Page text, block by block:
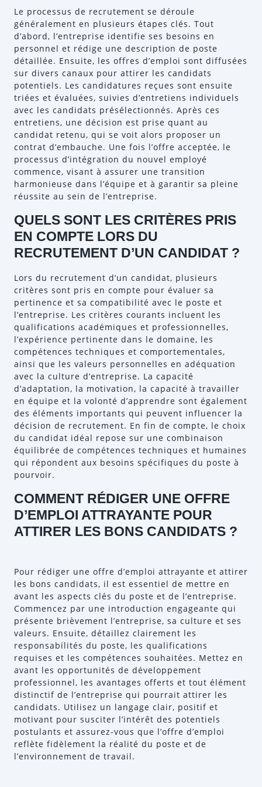
Le processus de recrutement se déroule
généralement en plusieurs étapes clés. Tout
d’abord, l’entreprise identifie ses besoins en
personnel et rédige une description de poste
détaillée. Ensuite, les offres d’emploi sont diffusées
sur divers canaux pour attirer les candidats
potentiels. Les candidatures reçues sont ensuite
triées et évaluées, suivies d’entretiens individuels
avec les candidats présélectionnés. Après ces
entretiens, une décision est prise quant au
candidat retenu, qui se voit alors proposer un
contrat d’embauche. Une fois l’offre acceptée, le
processus d’intégration du nouvel employé
commence, visant à assurer une transition
harmonieuse dans l’équipe et à garantir sa pleine
réussite au sein de l’entreprise.
QUELS SONT LES CRITÈRES PRIS
EN COMPTE LORS DU
RECRUTEMENT D’UN CANDIDAT ?
Lors du recrutement d’un candidat, plusieurs
critères sont pris en compte pour évaluer sa
pertinence et sa compatibilité avec le poste et
l’entreprise. Les critères courants incluent les
qualifications académiques et professionnelles,
l’expérience pertinente dans le domaine, les
compétences techniques et comportementales,
ainsi que les valeurs personnelles en adéquation
avec la culture d’entreprise. La capacité
d’adaptation, la motivation, la capacité à travailler
en équipe et la volonté d’apprendre sont également
des éléments importants qui peuvent influencer la
décision de recrutement. En fin de compte, le choix
du candidat idéal repose sur une combinaison
équilibrée de compétences techniques et humaines
qui répondent aux besoins spécifiques du poste à
pourvoir.
COMMENT RÉDIGER UNE OFFRE
D’EMPLOI ATTRAYANTE POUR
ATTIRER LES BONS CANDIDATS ?
Pour rédiger une offre d’emploi attrayante et attirer
les bons candidats, il est essentiel de mettre en
avant les aspects clés du poste et de l’entreprise.
Commencez par une introduction engageante qui
présente brièvement l’entreprise, sa culture et ses
valeurs. Ensuite, détaillez clairement les
responsabilités du poste, les qualifications
requises et les compétences souhaitées. Mettez en
avant les opportunités de développement
professionnel, les avantages offerts et tout élément
distinctif de l’entreprise qui pourrait attirer les
candidats. Utilisez un langage clair, positif et
motivant pour susciter l’intérêt des potentiels
postulants et assurez-vous que l’offre d’emploi
reflète fidèlement la réalité du poste et de
l’environnement de travail.